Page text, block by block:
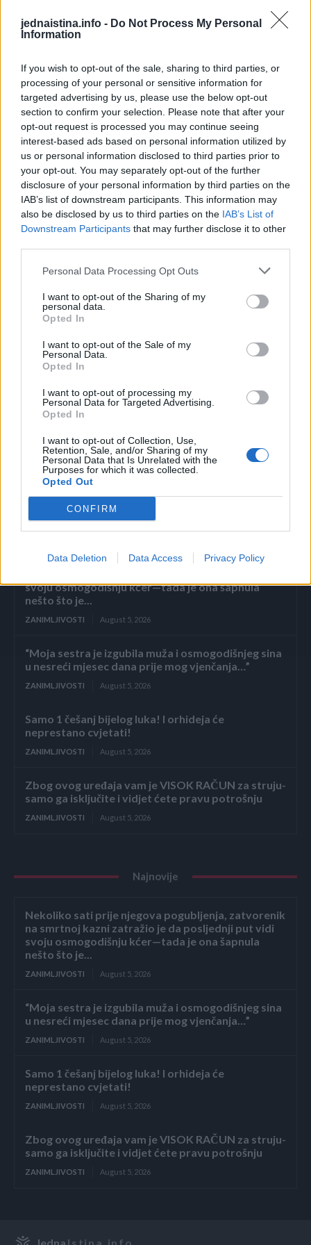
jednaistina.info - Do Not Process My Personal
Information
If you wish to opt-out of the sale, sharing to third parties, or
processing of your personal or sensitive information for
targeted advertising by us, please use the below opt-out
section to confirm your selection. Please note that after your
opt-out request is processed you may continue seeing
interest-based ads based on personal information utilized by
us or personal information disclosed to third parties prior to
your opt-out. You may separately opt-out of the further
disclosure of your personal information by third parties on the
IAB’s list of downstream participants. This information may
also be disclosed by us to third parties on the IAB’s List of
Downstream Participants that may further disclose it to other
Personal Data Processing Opt Outs
I want to opt-out of the Sharing of my
personal data.
Opted In
I want to opt-out of the Sale of my
Personal Data.
Opted In
I want to opt-out of processing my
Personal Data for Targeted Advertising.
Opted In
I want to opt-out of Collection, Use,
Retention, Sale, and/or Sharing of my
Personal Data that Is Unrelated with the
Purposes for which it was collected.
Opted Out
CONFIRM
Data Deletion Data Access Privacy Policy
dvorišta, držite ih podalje uz pomoć amonijaka. Zmije mrze
miris amonijaka. Zato umočite stare krpe ili odjeću u
Ulje cimeta i karanfilića – ova kombinacija ne prija
zmijama i rasteruje ih. Poprskajte područje koje želite da
zaštitite. Priprema ulja od cimeta Ekstrahovano cimetovo
ulje koje možete sami da napravite.
Potreban vam je: nekoliko štapića cimeta čisto maslinovo
ulje (rafinisano). Stavite kompletne štapiće cimeta u teglu.
Štapiće prelijte čistim maslinovim uljem tako da budu
potpuno potopljeni. Teglu dobro zatvorite i ostavite na
teglu. Poslije tri nedelje procedite ulje kroz gazu u tamniju
staklenu flašu. Nakon ovoga, vaše cimetovo ulje je
spremno za upotrebu. Broj štapića cimeta određuje se
5-6 štapića na pola litra ulja).
(Najžena.rs)
Povezano
Nekoliko sati prije njegova pogubljenja, zatvorenik
svoju osmogodišnju kćer—tada je ona šapnula
nešto što je...
ZANIMLJIVOSTI August 5, 2026
“Moja sestra je izgubila muža i osmogodišnjeg sina
u nesreći mjesec dana prije mog vjenčanja…”
ZANIMLJIVOSTI August 5, 2026
Samo 1 češanj bijelog luka! I orhideja će
neprestano cvjetati!
ZANIMLJIVOSTI August 5, 2026
Zbog ovog uređaja vam je VISOK RAČUN za struju-
samo ga isključite i vidjet ćete pravu potrošnju
ZANIMLJIVOSTI August 5, 2026
Najnovije
Nekoliko sati prije njegova pogubljenja, zatvorenik
na smrtnoj kazni zatražio je da posljednji put vidi
svoju osmogodišnju kćer—tada je ona šapnula
nešto što je...
ZANIMLJIVOSTI August 5, 2026
“Moja sestra je izgubila muža i osmogodišnjeg sina
u nesreći mjesec dana prije mog vjenčanja…”
ZANIMLJIVOSTI August 5, 2026
Samo 1 češanj bijelog luka! I orhideja će
neprestano cvjetati!
ZANIMLJIVOSTI August 5, 2026
Zbog ovog uređaja vam je VISOK RAČUN za struju-
samo ga isključite i vidjet ćete pravu potrošnju
ZANIMLJIVOSTI August 5, 2026